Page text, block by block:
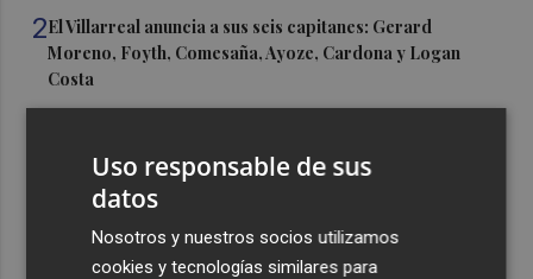
2El Villarreal anuncia a sus seis capitanes: Gerard
Moreno, Foyth, Comesaña, Ayoze, Cardona y Logan
Costa
San Javier da viabilidad al nuevo contrato del transporte
324 habitaciones
Uso responsable de sus
datos
Nosotros y nuestros socios utilizamos
cookies y tecnologías similares para